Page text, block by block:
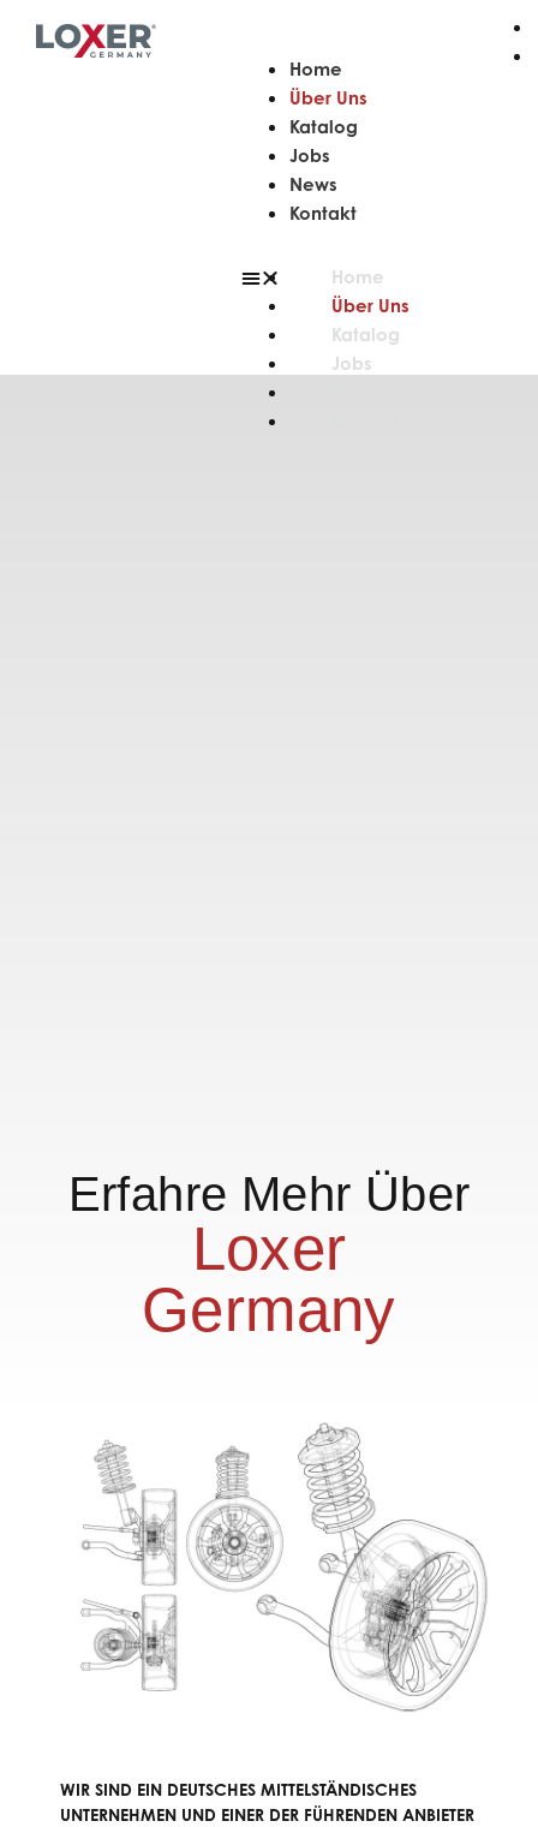
Home
Über Uns
Katalog
Jobs
News
Kontakt
Home
Über Uns
Katalog
Jobs
Erfahre Mehr Über
Loxer
Germany
WIR SIND EIN DEUTSCHES MITTELSTÄNDISCHES
UNTERNEHMEN UND EINER DER FÜHRENDEN ANBIETER